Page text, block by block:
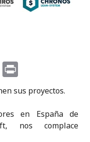
S
ri
n
t
sus proyectos.
en España de
nos complace